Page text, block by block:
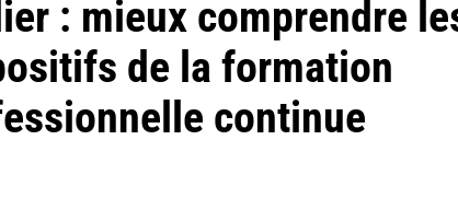
: mieux comprendre
de la formation
continue